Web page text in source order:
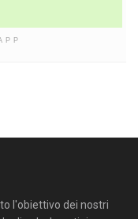
l'obiettivo dei nostri